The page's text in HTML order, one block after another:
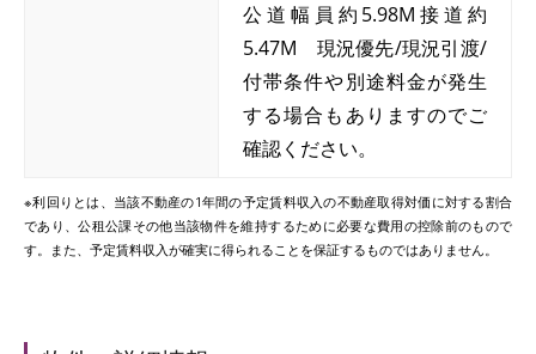
公道幅員約5.98M接道約
5.47M 現況優先/現況引渡/
付帯条件や別途料金が発生
する場合もありますのでご
確認ください。
※利回りとは、当該不動産の1年間の予定賃料収入の不動産取得対価に対する割合
であり、公租公課その他当該物件を維持するために必要な費用の控除前のもので
す。また、予定賃料収入が確実に得られることを保証するものではありません。